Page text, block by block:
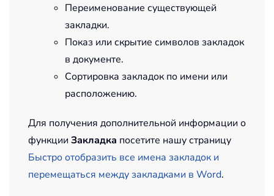
Переименование существующей
закладки.
Показ или скрытие символов закладок
в документе.
Сортировка закладок по имени или
расположению.
Для получения дополнительной информации о
функции Закладка посетите нашу страницу
Быстро отобразить все имена закладок и
перемещаться между закладками в Word.